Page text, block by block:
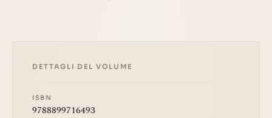
DETTAGLI DEL VOLUME
ISBN
9788899716493